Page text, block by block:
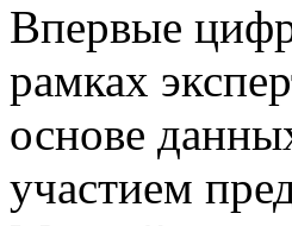
Впервые
рамках
основе
участием